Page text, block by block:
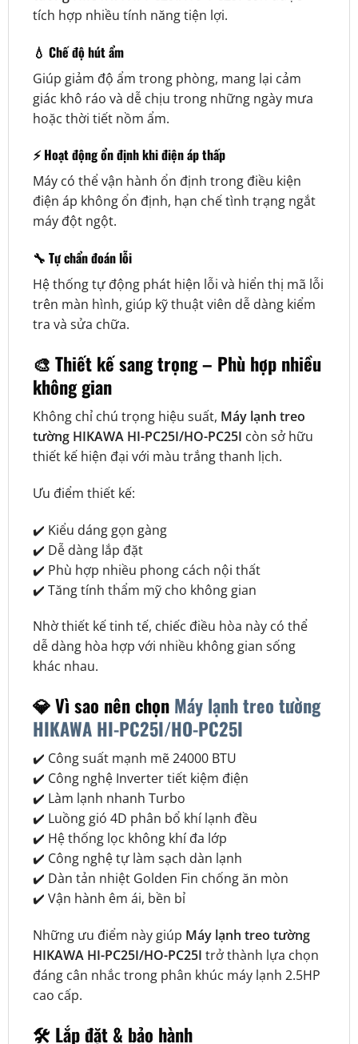
tích hợp nhiều tính năng tiện lợi.
💧 Chế độ hút ẩm
Giúp giảm độ ẩm trong phòng, mang lại cảm
giác khô ráo và dễ chịu trong những ngày mưa
hoặc thời tiết nồm ẩm.
⚡ Hoạt động ổn định khi điện áp thấp
Máy có thể vận hành ổn định trong điều kiện
điện áp không ổn định, hạn chế tình trạng ngắt
máy đột ngột.
🔧 Tự chẩn đoán lỗi
Hệ thống tự động phát hiện lỗi và hiển thị mã lỗi
trên màn hình, giúp kỹ thuật viên dễ dàng kiểm
tra và sửa chữa.
🎨 Thiết kế sang trọng – Phù hợp nhiều
không gian
Không chỉ chú trọng hiệu suất, Máy lạnh treo
tường HIKAWA HI-PC25I/HO-PC25I còn sở hữu
thiết kế hiện đại với màu trắng thanh lịch.
Ưu điểm thiết kế:
✔️ Kiểu dáng gọn gàng
✔️ Dễ dàng lắp đặt
✔️ Phù hợp nhiều phong cách nội thất
✔️ Tăng tính thẩm mỹ cho không gian
Nhờ thiết kế tinh tế, chiếc điều hòa này có thể
dễ dàng hòa hợp với nhiều không gian sống
khác nhau.
💎 Vì sao nên chọn Máy lạnh treo tường
HIKAWA HI-PC25I/HO-PC25I
✔️ Công suất mạnh mẽ 24000 BTU
✔️ Công nghệ Inverter tiết kiệm điện
✔️ Làm lạnh nhanh Turbo
✔️ Luồng gió 4D phân bổ khí lạnh đều
✔️ Hệ thống lọc không khí đa lớp
✔️ Công nghệ tự làm sạch dàn lạnh
✔️ Dàn tản nhiệt Golden Fin chống ăn mòn
✔️ Vận hành êm ái, bền bỉ
Những ưu điểm này giúp Máy lạnh treo tường
HIKAWA HI-PC25I/HO-PC25I trở thành lựa chọn
đáng cân nhắc trong phân khúc máy lạnh 2.5HP
cao cấp.
🛠️ Lắp đặt & bảo hành